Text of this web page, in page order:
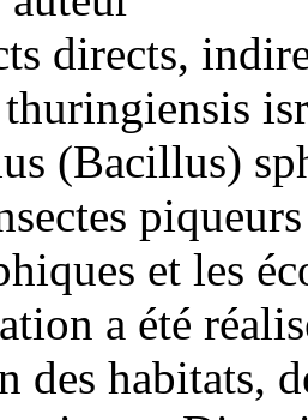
directs,
(Bacillus)
et les
a été
des habitats,